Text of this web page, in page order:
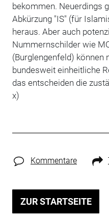
bekommen. Neuerdings
Abkürzung "IS" (für
heraus. Aber auch
Nummernschilder wie
(Burglengenfeld) können
bundesweit einheitliche
das entscheiden die
x)
Kommentare
ZUR STARTSEITE